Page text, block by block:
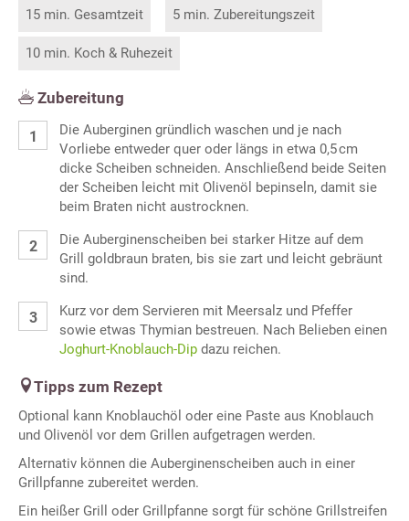
15 min. Gesamtzeit 5 min. Zubereitungszeit
10 min. Koch & Ruhezeit
Zubereitung
Die Auberginen gründlich waschen und je nach
Vorliebe entweder quer oder längs in etwa 0,5 cm
dicke Scheiben schneiden. Anschließend beide Seiten
der Scheiben leicht mit Olivenöl bepinseln, damit sie
beim Braten nicht austrocknen.
Die Auberginenscheiben bei starker Hitze auf dem
Grill goldbraun braten, bis sie zart und leicht gebräunt
sind.
Kurz vor dem Servieren mit Meersalz und Pfeffer
sowie etwas Thymian bestreuen. Nach Belieben einen
Joghurt-Knoblauch-Dip dazu reichen.
Tipps zum Rezept
Optional kann Knoblauchöl oder eine Paste aus Knoblauch
und Olivenöl vor dem Grillen aufgetragen werden.
Alternativ können die Auberginenscheiben auch in einer
Grillpfanne zubereitet werden.
Ein heißer Grill oder Grillpfanne sorgt für schöne Grillstreifen